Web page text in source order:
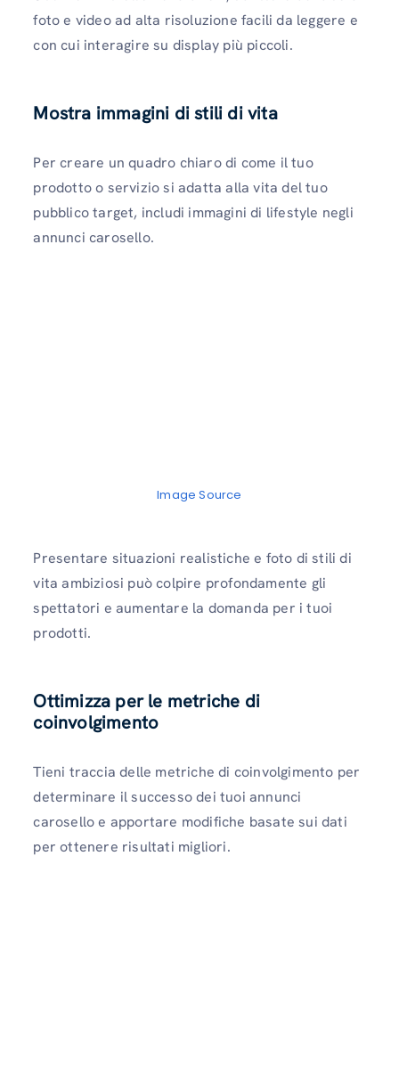
foto e video ad alta risoluzione facili da leggere e
con cui interagire su display più piccoli.
Mostra immagini di stili di vita
Per creare un quadro chiaro di come il tuo
prodotto o servizio si adatta alla vita del tuo
pubblico target, includi immagini di lifestyle negli
annunci carosello.
Image Source
Presentare situazioni realistiche e foto di stili di
vita ambiziosi può colpire profondamente gli
spettatori e aumentare la domanda per i tuoi
prodotti.
Ottimizza per le metriche di
coinvolgimento
Tieni traccia delle metriche di coinvolgimento per
determinare il successo dei tuoi annunci
carosello e apportare modifiche basate sui dati
per ottenere risultati migliori.